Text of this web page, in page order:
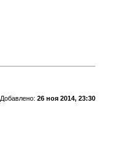
Добавлено: 26 ноя 2014, 23:30